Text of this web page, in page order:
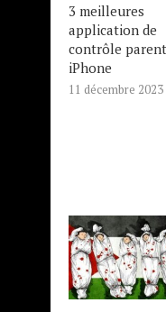
3 meilleures
application de
contrôle
iPhone
11 décembre 2023